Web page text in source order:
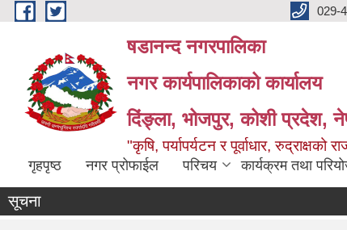
Skip to main content 029-
षडानन्द नगरपालिका
नगर कार्यपालिकाको कार्यालय
दिंङ्ला, भोजपुर, कोशी प्रदेश,
"कृषि, पर्यापर्यटन र पूर्वाधार, रुद्राक्षको
गृहपृष्ठ नगर प्रोफाईल परिचय कार्यक्रम तथा
सूचना